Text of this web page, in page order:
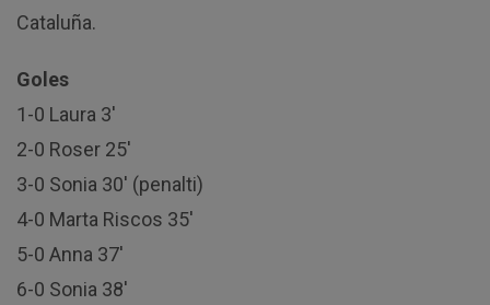
Cataluña.
Goles
1-0 Laura 3′
2-0 Roser 25′
3-0 Sonia 30′ (penalti)
4-0 Marta Riscos 35′
5-0 Anna 37′
6-0 Sonia 38′